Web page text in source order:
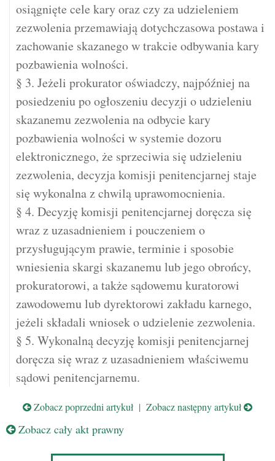
osiągnięte cele kary oraz czy za udzieleniem
zezwolenia przemawiają dotychczasowa postawa i
zachowanie skazanego w trakcie odbywania kary
pozbawienia wolności.
§ 3. Jeżeli prokurator oświadczy, najpóźniej na
posiedzeniu po ogłoszeniu decyzji o udzieleniu
skazanemu zezwolenia na odbycie kary
pozbawienia wolności w systemie dozoru
elektronicznego, że sprzeciwia się udzieleniu
zezwolenia, decyzja komisji penitencjarnej staje
się wykonalna z chwilą uprawomocnienia.
§ 4. Decyzję komisji penitencjarnej doręcza się
wraz z uzasadnieniem i pouczeniem o
przysługującym prawie, terminie i sposobie
wniesienia skargi skazanemu lub jego obrońcy,
prokuratorowi, a także sądowemu kuratorowi
zawodowemu lub dyrektorowi zakładu karnego,
jeżeli składali wniosek o udzielenie zezwolenia.
§ 5. Wykonalną decyzję komisji penitencjarnej
doręcza się wraz z uzasadnieniem właściwemu
sądowi penitencjarnemu.
Zobacz poprzedni artykuł | Zobacz następny artykuł
Zobacz cały akt prawny